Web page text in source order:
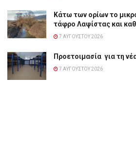
Κάτω των ορίων το
τάφρο Λαψίστας και
7 ΑΥΓΟΎΣΤΟΥ 2026
Προετοιμασία για τη
7 ΑΥΓΟΎΣΤΟΥ 2026